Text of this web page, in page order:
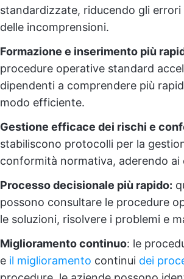
standardizzate, riducendo gli
delle incomprensioni.
Formazione e inserimento più
procedure operative standard
dipendenti a comprendere più
modo efficiente.
Gestione efficace dei rischi e
stabiliscono protocolli per la
conformità normativa, aderendo
Processo decisionale più rapido:
possono consultare le procedure
le soluzioni, risolvere i problemi e
Miglioramento continuo: le
e il miglioramento continui dei